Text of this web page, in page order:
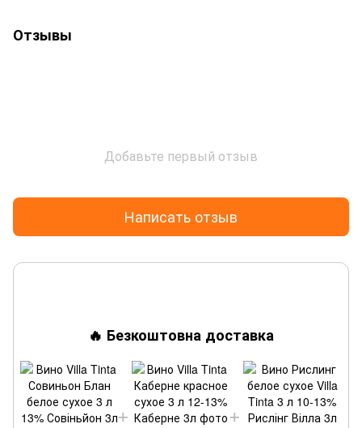
Отзывы
Добавьте первый отзыв
Написать отзыв
🔥 Безкоштовна доставка